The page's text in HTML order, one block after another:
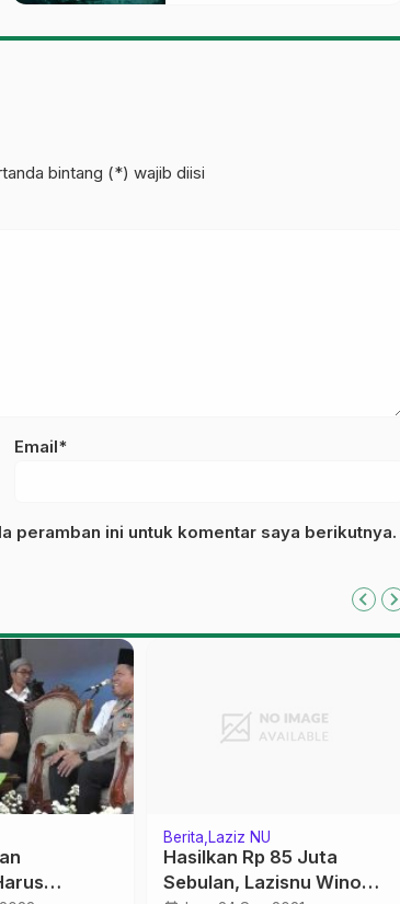
bintang (*) wajib diisi
Email*
peramban ini untuk komentar saya berikutnya.
Berita Laziz NU
Hasilkan Rp 85 Juta
Sebulan, Lazisnu Winong